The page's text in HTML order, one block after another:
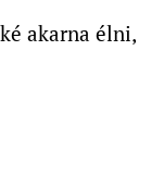
akarna élni,